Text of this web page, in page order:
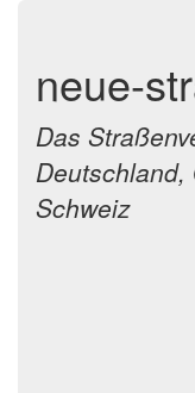
neue-
Das
Schweiz